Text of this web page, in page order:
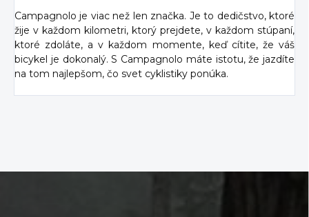
Campagnolo je viac než len značka. Je to dedičstvo, ktoré
žije v každom kilometri, ktorý prejdete, v každom stúpaní,
ktoré zdoláte, a v každom momente, keď cítite, že váš
bicykel je dokonalý. S Campagnolo máte istotu, že jazdíte
na tom najlepšom, čo svet cyklistiky ponúka.